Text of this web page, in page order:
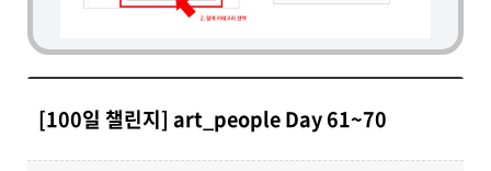
[100일 챌린지] art_people Day 61~70